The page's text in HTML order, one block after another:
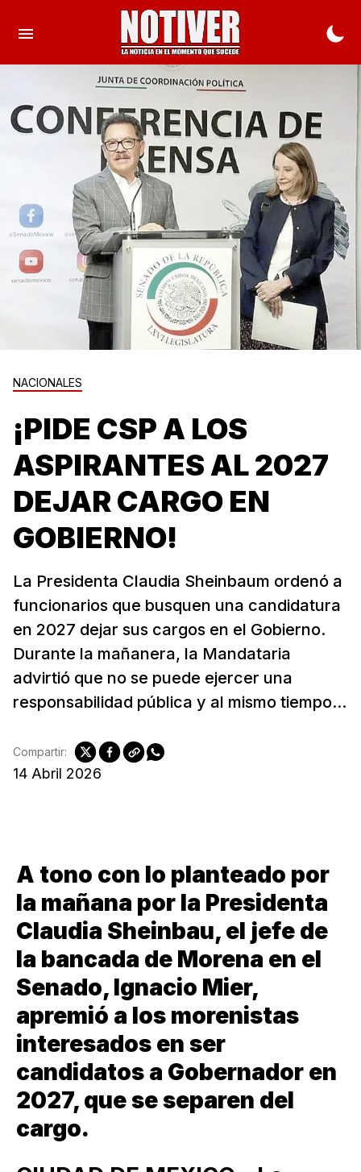
NACIONALES
¡PIDE CSP A LOS
ASPIRANTES AL 2027
DEJAR CARGO EN
GOBIERNO!
La Presidenta Claudia Sheinbaum ordenó a
funcionarios que busquen una candidatura
en 2027 dejar sus cargos en el Gobierno.
Durante la mañanera, la Mandataria
advirtió que no se puede ejercer una
responsabilidad pública y al mismo tiempo...
14 Abril 2026
Compartir:
A tono con lo planteado por
la mañana por la Presidenta
Claudia Sheinbau, el jefe de
la bancada de Morena en el
Senado, Ignacio Mier,
apremió a los morenistas
interesados en ser
candidatos a Gobernador en
2027, que se separen del
cargo.